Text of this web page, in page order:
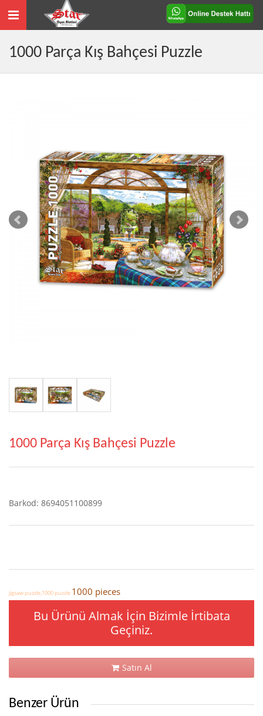
Toggle
navigation
1000 Parça Kış Bahçesi Puzzle
1000 Parça Kış Bahçesi Puzzle
Barkod: 8694051100899
jigsaw puzzle,1000 puzzle 1000 pieces
Bu Ürünü Almak İçin Bizimle İrtibata
Geçiniz.
Satın Al
Benzer Ürün